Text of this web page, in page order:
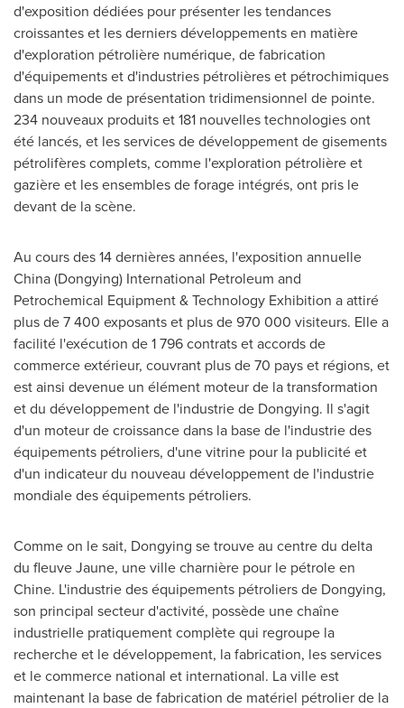
d'exposition dédiées pour présenter les tendances
croissantes et les derniers développements en matière
d'exploration pétrolière numérique, de fabrication
d'équipements et d'industries pétrolières et pétrochimiques
dans un mode de présentation tridimensionnel de pointe.
234 nouveaux produits et 181 nouvelles technologies ont
été lancés, et les services de développement de gisements
pétrolifères complets, comme l'exploration pétrolière et
gazière et les ensembles de forage intégrés, ont pris le
devant de la scène.
Au cours des 14 dernières années, l'exposition annuelle
China(Dongying) International Petroleum and
Petrochemical Equipment & Technology Exhibition a attiré
plus de 7 400 exposants et plus de 970 000 visiteurs. Elle a
facilité l'exécution de 1 796 contrats et accords de
commerce extérieur, couvrant plus de 70 pays et régions, et
est ainsi devenue un élément moteur de la transformation
et du développement de l'industrie de Dongying. Il s'agit
d'un moteur de croissance dans la base de l'industrie des
équipements pétroliers, d'une vitrine pour la publicité et
d'un indicateur du nouveau développement de l'industrie
mondiale des équipements pétroliers.
Comme on le sait, Dongying se trouve au centre du delta
du fleuve Jaune, une ville charnière pour le pétrole en
Chine. L'industrie des équipements pétroliers de Dongying,
son principal secteur d'activité, possède une chaîne
industrielle pratiquement complète qui regroupe la
recherche et le développement, la fabrication, les services
et le commerce national et international. La ville est
maintenant la base de fabrication de matériel pétrolier de la